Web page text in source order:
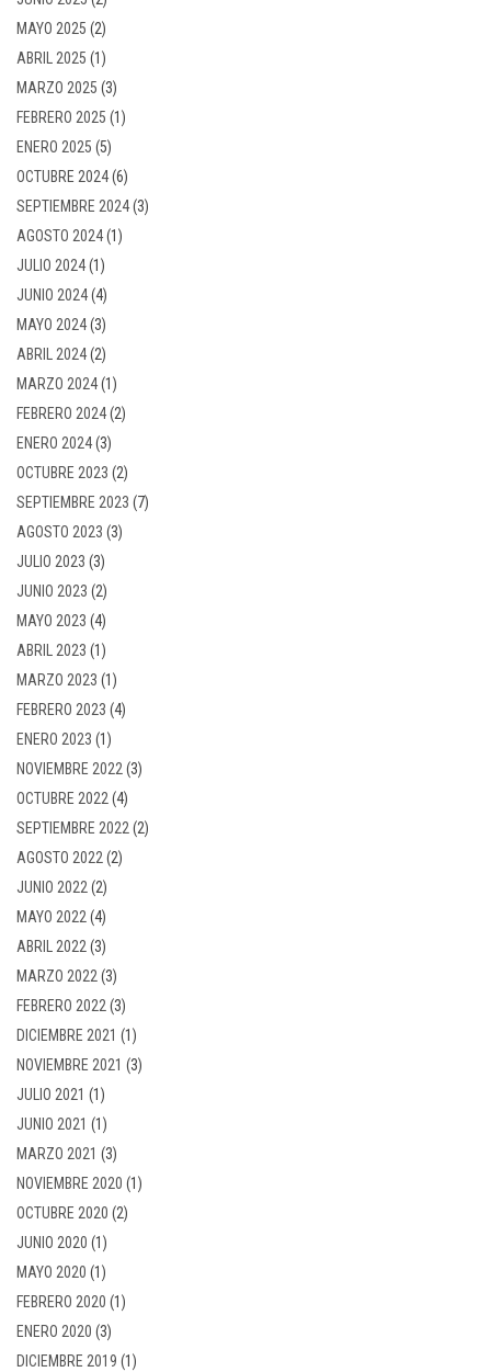
MAYO 2025 (2)
ABRIL 2025 (1)
MARZO 2025 (3)
FEBRERO 2025 (1)
ENERO 2025 (5)
OCTUBRE 2024(6)
SEPTIEMBRE 2024(3)
AGOSTO 2024(1)
JULIO 2024(1)
JUNIO 2024(4)
MAYO 2024(3)
ABRIL 2024(2)
MARZO 2024(1)
FEBRERO 2024(2)
ENERO 2024(3)
OCTUBRE 2023 (2)
SEPTIEMBRE 2023 (7)
AGOSTO 2023 (3)
JULIO 2023 (3)
JUNIO 2023 (2)
MAYO 2023 (4)
ABRIL 2023 (1)
MARZO 2023 (1)
FEBRERO 2023 (4)
ENERO 2023 (1)
NOVIEMBRE 2022(3)
OCTUBRE 2022(4)
SEPTIEMBRE 2022(2)
AGOSTO 2022(2)
JUNIO 2022(2)
MAYO 2022(4)
ABRIL 2022(3)
MARZO 2022(3)
FEBRERO 2022(3)
DICIEMBRE 2021 (1)
NOVIEMBRE 2021 (3)
JULIO 2021 (1)
JUNIO 2021 (1)
MARZO 2021 (3)
NOVIEMBRE 2020 (1)
OCTUBRE 2020 (2)
JUNIO 2020 (1)
MAYO 2020 (1)
FEBRERO 2020 (1)
ENERO 2020 (3)
DICIEMBRE 2019 (1)